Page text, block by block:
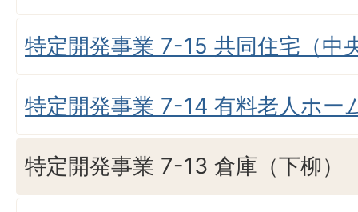
特定開発事業 7-15 共同住宅（中
特定開発事業 7-14 有料老人ホー
特定開発事業 7-13 倉庫（下柳）